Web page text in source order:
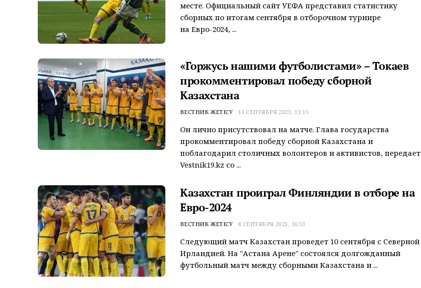
месте. Официальный сайт УЕФА представил статистику
сборных по итогам сентября в отборочном турнире
на Евро-2024, ...
«Горжусь нашими футболистами» – Токаев
прокомментировал победу сборной
Казахстана
ВЕСТНИК ЖЕТІСУ 11 СЕНТЯБРЯ 2023, 11:15
Он лично присутствовал на матче. Глава государства
прокомментировал победу сборной Казахстана и
поблагодарил столичных волонтеров и активистов, передает
Vestnik19.kz со ...
Казахстан проиграл Финляндии в отборе на
Евро-2024
ВЕСТНИК ЖЕТІСУ 8 СЕНТЯБРЯ 2023, 16:53
Следующий матч Казахстан проведет 10 сентября с Северной
Ирландией. На "Астана Арене" состоялся долгожданный
футбольный матч между сборными Казахстана и ...